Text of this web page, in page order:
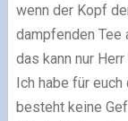
wenn der Kopf
dampfenden Tee
das kann nur Herr
Ich habe für
besteht keine